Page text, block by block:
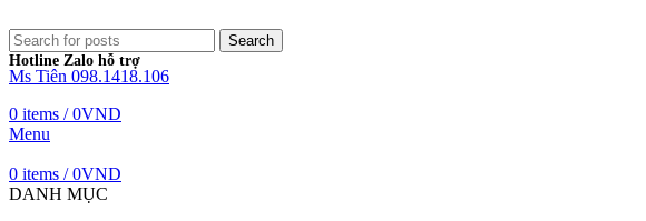
Search
Hotline Zalo hỗ trợ
Ms Tiên 098.1418.106
0 items / 0VND
Menu
0 items / 0VND
DANH MỤC